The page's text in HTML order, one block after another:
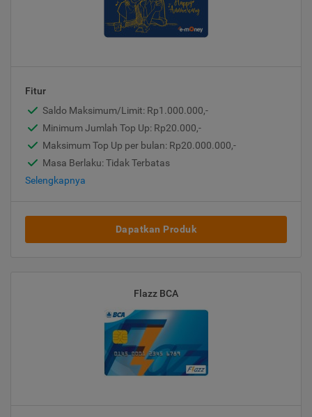
Fitur
Saldo Maksimum/Limit: Rp1.000.000,-
Minimum Jumlah Top Up: Rp20.000,-
Maksimum Top Up per bulan: Rp20.000.000,-
Masa Berlaku: Tidak Terbatas
Selengkapnya
Dapatkan Produk
Flazz BCA